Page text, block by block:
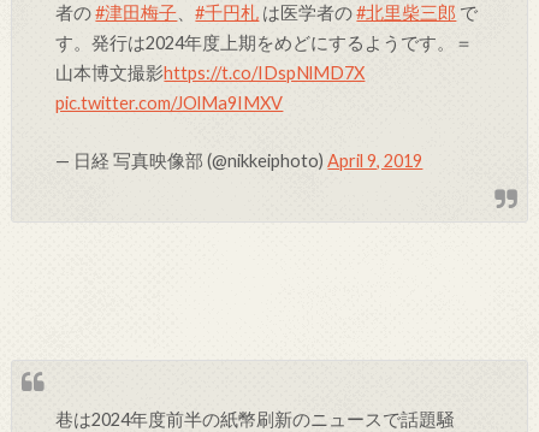
者の#津田梅子 、#千円札 は医学者の#北里柴三郎 で
す。発行は2024年度上期をめどにするようです。＝
山本博文撮影https://t.co/IDspNlMD7X
pic.twitter.com/JOlMa9IMXV
— 日経 写真映像部 (@nikkeiphoto)April 9, 2019
巷は2024年度前半の紙幣刷新のニュースで話題騒